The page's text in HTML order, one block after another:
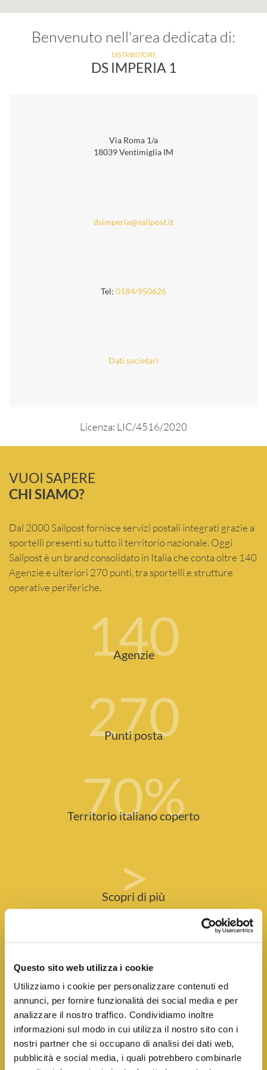
Questo sito web utilizza i cookie
Utilizziamo i cookie per personalizzare contenuti ed
annunci, per fornire funzionalità dei social media e per
analizzare il nostro traffico. Condividiamo inoltre
informazioni sul modo in cui utilizza il nostro sito con i
nostri partner che si occupano di analisi dei dati web,
pubblicità e social media, i quali potrebbero combinarle
Benvenuto nell'area dedicata di:
DISTRIBUTORE
DS IMPERIA 1
Via Roma 1/a
18039 Ventimiglia IM
dsimperia@sailpost.it
Tel: 0184/950626
Dati societari
Licenza: LIC/4516/2020
VUOI SAPERE
CHI SIAMO?
Dal 2000 Sailpost fornisce servizi postali integrati grazie a
sportelli presenti su tutto il territorio nazionale. Oggi
Sailpost è un brand consolidato in Italia che conta oltre 140
Agenzie e ulteriori 270 punti, tra sportelli e strutture
operative periferiche.
140
Agenzie
270
Punti posta
70%
Territorio italiano coperto
>
Scopri di più
EHAI CAPACITÀ COMMERCIALI?
Sailpost è un brand consolidato nel mercato postale e sta
cercando un imprenditore come te per ampliare la sua
copertura in Italia! Dopo 20 anni, possiamo essere
orgogliosi di avere oltre 140 Agenzie in Italia. Siamo infatti
presenti in 88 province su 107 e in 19 regioni su 20. Più del